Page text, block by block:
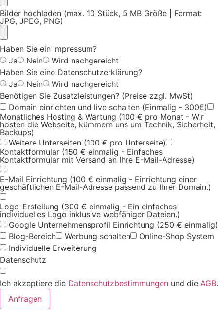
Bilder hochladen (max. 10 Stück, 5 MB Größe | Format:
JPG, JPEG, PNG)
Haben Sie ein Impressum?
Ja
Nein
Wird nachgereicht
Haben Sie eine Datenschutzerklärung?
Ja
Nein
Wird nachgereicht
Benötigen Sie Zusatzleistungen? (Preise zzgl. MwSt)
Domain einrichten und live schalten (Einmalig - 300€)
Monatliches Hosting & Wartung (100 € pro Monat - Wir
hosten die Webseite, kümmern uns um Technik, Sicherheit,
Backups)
Weitere Unterseiten (100 € pro Unterseite)
Kontaktformular (150 € einmalig - Einfaches
Kontaktformular mit Versand an Ihre E-Mail-Adresse)
E-Mail Einrichtung (100 € einmalig - Einrichtung einer
geschäftlichen E-Mail-Adresse passend zu Ihrer Domain.)
Logo-Erstellung (300 € einmalig - Ein einfaches
individuelles Logo inklusive webfähiger Dateien.)
Google Unternehmensprofil Einrichtung (250 € einmalig)
Blog-Bereich
Werbung schalten
Online-Shop System
Individuelle Erweiterung
Datenschutz
Ich akzeptiere die Datenschutzbestimmungen und die AGB.
Anfragen